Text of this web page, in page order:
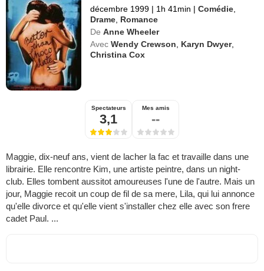
décembre 1999 | 1h 41min | Comédie
Drame Romance
De Anne Wheeler
Avec Wendy Crewson Karyn Dwyer,
Christina Cox
Spectateurs
3,1
Mes amis
--
Maggie, dix-neuf ans, vient de lacher la fac et travaille dans une
librairie. Elle rencontre Kim, une artiste peintre, dans un night-
club. Elles tombent aussitot amoureuses l'une de l'autre. Mais un
jour, Maggie recoit un coup de fil de sa mere, Lila, qui lui annonce
qu'elle divorce et qu'elle vient s'installer chez elle avec son frere
cadet Paul. ...